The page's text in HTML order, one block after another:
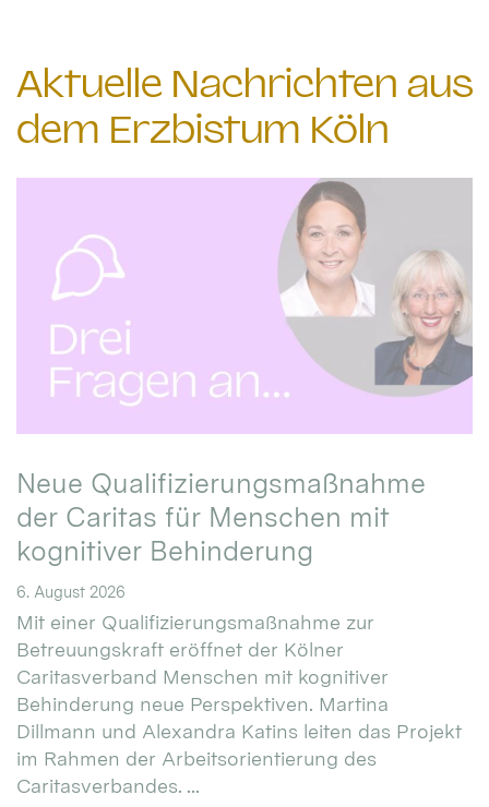
Aktuelle Nachrichten aus
dem Erzbistum Köln
Neue Qualifizierungsmaßnahme
der Caritas für Menschen mit
kognitiver Behinderung
6. August 2026
Mit einer Qualifizierungsmaßnahme zur
Betreuungskraft eröffnet der Kölner
Caritasverband Menschen mit kognitiver
Behinderung neue Perspektiven. Martina
Dillmann und Alexandra Katins leiten das Projekt
im Rahmen der Arbeitsorientierung des
Caritasverbandes. ...